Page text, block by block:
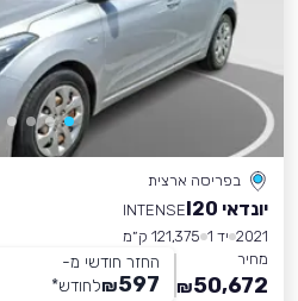
בפריסה ארצית
יונדאי I20
INTENSE
2021 יד 1
121,375 ק״מ
מחיר
50,672
₪
החזר חודשי מ-
597
₪לחודש*